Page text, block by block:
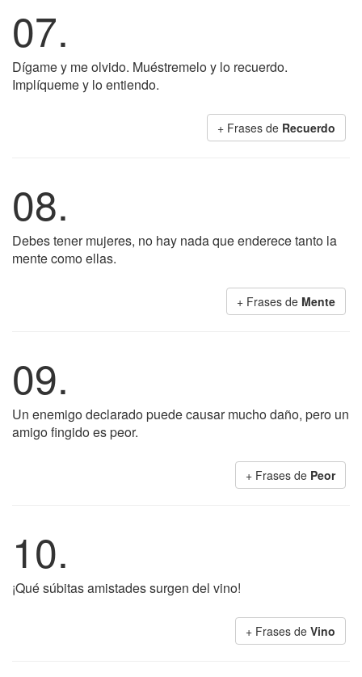
07.
Dígame y me olvido. Muéstremelo y lo recuerdo.
Implíqueme y lo entiendo.
+ Frases de Recuerdo
08.
Debes tener mujeres, no hay nada que enderece tanto la
mente como ellas.
+ Frases de Mente
09.
Un enemigo declarado puede causar mucho daño, pero un
amigo fingido es peor.
+ Frases de Peor
10.
¡Qué súbitas amistades surgen del vino!
+ Frases de Vino